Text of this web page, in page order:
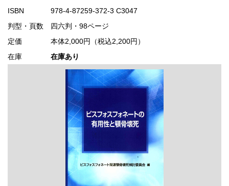
ISBN
978-4-87259-372-3 C3047
判型・頁数 四六判・98ページ
定価
本体2,000円（税込2,200円）
在庫
在庫あり